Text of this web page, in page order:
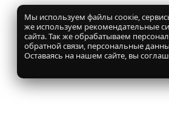
Мы используем файлы соокіе,
же используем рекомендательные
сайта. Так же обрабатываем
обратной связи, персональные
Оставаясь на нашем сайте, вы